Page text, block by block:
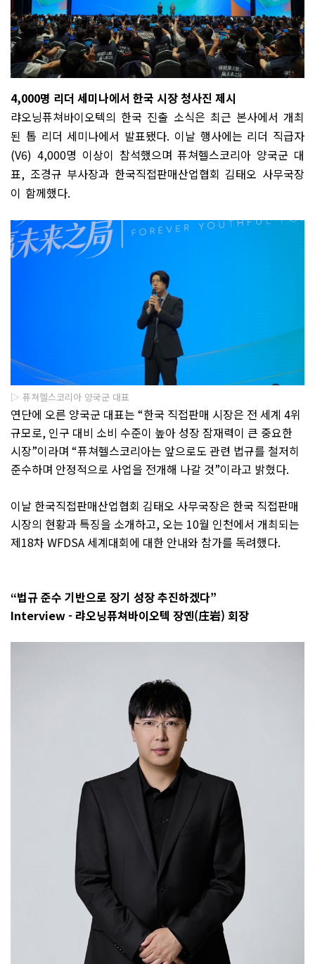
4,000명 리더 세미나에서 한국 시장 청사진 제시
랴오닝퓨쳐바이오텍의 한국 진출 소식은 최근 본사에서 개최
된 톱 리더 세미나에서 발표됐다. 이날 행사에는 리더 직급자
(V6) 4,000명 이상이 참석했으며 퓨쳐헬스코리아 양국군 대
표, 조경규 부사장과 한국직접판매산업협회 김태오 사무국장
이 함께했다.
▷ 퓨쳐헬스코리아 양국군 대표
연단에 오른 양국군 대표는 “한국 직접판매 시장은 전 세계 4위
규모로, 인구 대비 소비 수준이 높아 성장 잠재력이 큰 중요한
시장”이라며 “퓨쳐헬스코리아는 앞으로도 관련 법규를 철저히
준수하며 안정적으로 사업을 전개해 나갈 것”이라고 밝혔다.
이날 한국직접판매산업협회 김태오 사무국장은 한국 직접판매
시장의 현황과 특징을 소개하고, 오는 10월 인천에서 개최되는
제18차 WFDSA세계대회에 대한 안내와 참가를 독려했다.
“법규 준수 기반으로 장기 성장 추진하겠다”
Interview - 랴오닝퓨쳐바이오텍 장옌(庄岩) 회장